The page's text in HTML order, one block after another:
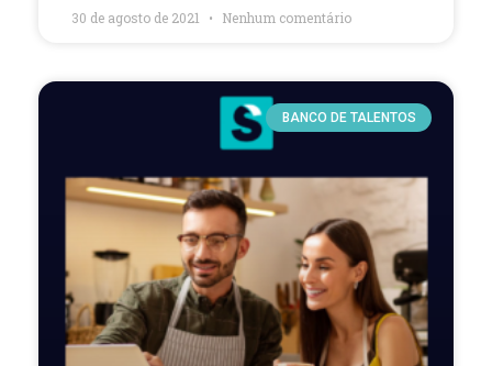
30 de agosto de 2021 Nenhum comentário
BANCO DE TALENTOS